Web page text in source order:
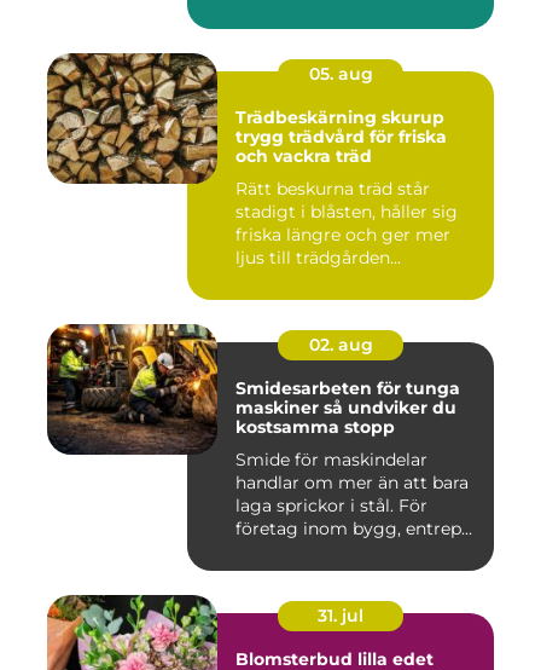
05. aug
Trädbeskärning skurup
trygg trädvård för friska
och vackra träd
Rätt beskurna träd står
stadigt i blåsten, håller sig
friska längre och ger mer
ljus till trädgården...
02. aug
Smidesarbeten för tunga
maskiner så undviker du
kostsamma stopp
Smide för maskindelar
handlar om mer än att bara
laga sprickor i stål. För
företag inom bygg, entrep...
31. jul
Blomsterbud lilla edet